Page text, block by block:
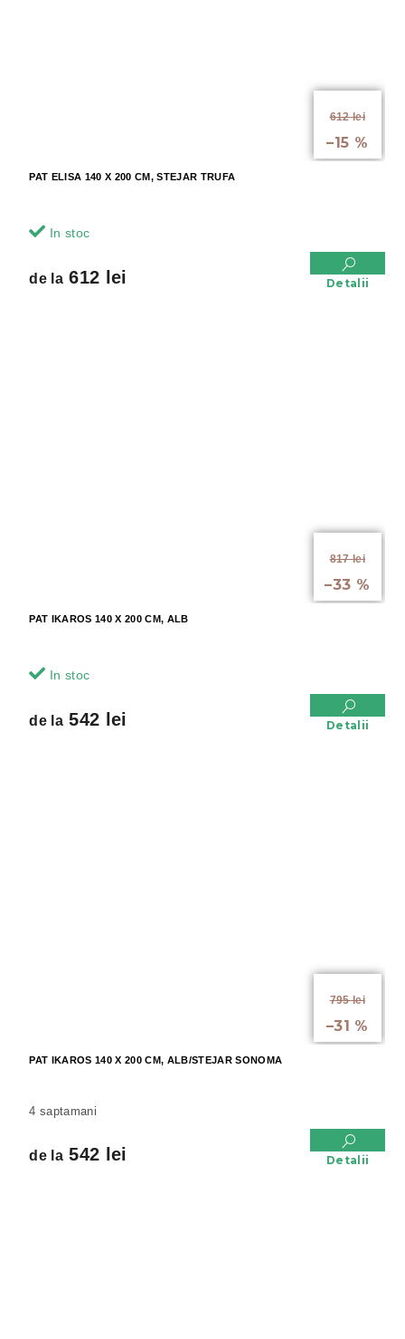
612 lei
–15 %
PAT ELISA 140 X 200 CM, STEJAR TRUFA
In stoc
de la612 lei Detalii
817 lei
–33 %
PAT IKAROS 140 X 200 CM, ALB
In stoc
de la542 lei Detalii
795 lei
–31 %
PAT IKAROS 140 X 200 CM, ALB/STEJAR SONOMA
4 saptamani
de la542 lei Detalii